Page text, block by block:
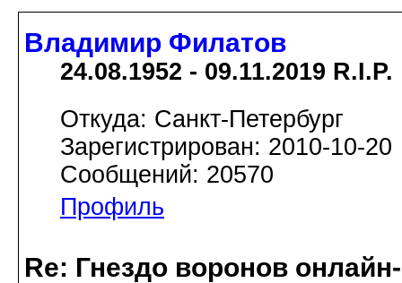
Владимир Филатов
24.08.1952 - 09.11.2019 R.I.P.
Откуда: Санкт-Петербург
Зарегистрирован: 2010-10-20
Сообщений: 20570
Профиль
Re: Гнездо воронов